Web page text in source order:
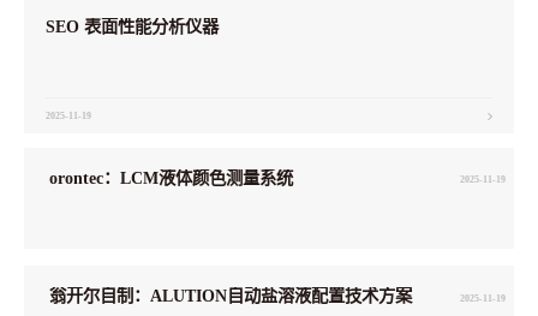
SEO 表面性能分析仪器
2025-11-19
orontec：LCM液体颜色测量系统 2025-11-19
翁开尔自制：ALUTION自动盐溶液配置技术方案 2025-11-19